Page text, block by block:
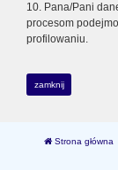
10. Pana/Pani
procesom
profilowaniu.
zamknij
Strona główna